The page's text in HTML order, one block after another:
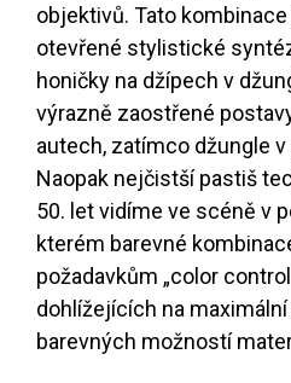
objektivů. Tato
otevřené stylistické
honičky na džípech v
výrazně zaostřené
autech, zatímco džungle
Naopak nejčistší pastiš
50. let vidíme ve scéně v
kterém barevné
požadavkům „color
dohlížejících na
barevných možností